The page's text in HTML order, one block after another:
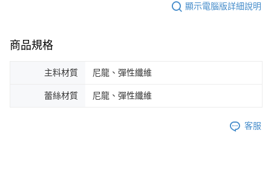
顯示電腦版詳細說明
商品規格
主料材質 尼龍、彈性纖維
蕾絲材質 尼龍、彈性纖維
客服